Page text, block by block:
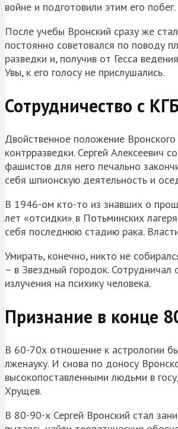
войне и подготовили этим его побег.
После учебы Вронский сразу же
постоянно советовался по поводу
разведки и, получив от Гесса
Увы, к его голосу не прислушались.
Сотрудничество с КГБ
Двойственное положение
контрразведки. Сергей Алексеевич
фашистов для него печально
себя шпионскую деятельность и
В 1946-ом кто-то из знавших о
лет «отсидки» в Потьминских
себя последнюю стадию рака.
Умирать, конечно, никто не
– в Звездный городок.
излучения на психику человека.
Признание в конце
В 60-70х отношение к астрологии
лженауку. И снова по доносу
высокопоставленными людьми в
Хрущев.
В 80-90-х Сергей Вронский стал